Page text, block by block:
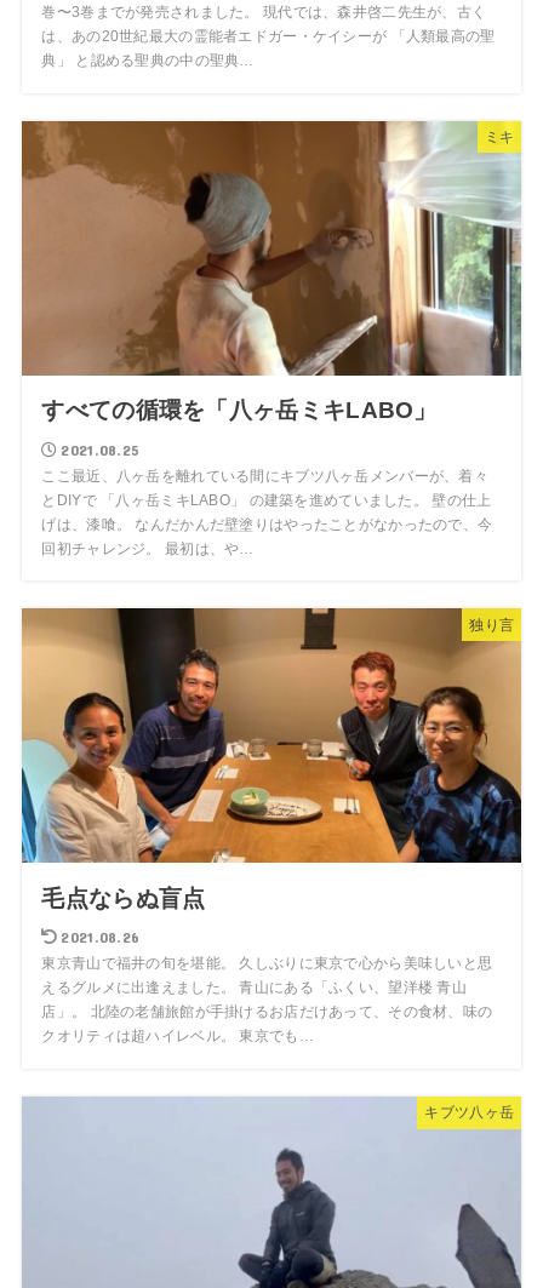
巻〜3巻までが発売されました。 現代では、森井啓二先生が、古く
は、あの20世紀最大の霊能者エドガー・ケイシーが 「人類最高の聖
典」 と認める聖典の中の聖典…
ミキ
すべての循環を「八ヶ岳ミキLABO」
2021.08.25
ここ最近、八ヶ岳を離れている間にキブツ八ヶ岳メンバーが、着々
とDIYで 「八ヶ岳ミキLABO」 の建築を進めていました。 壁の仕上
げは、漆喰。 なんだかんだ壁塗りはやったことがなかったので、今
回初チャレンジ。 最初は、や…
独り言
毛点ならぬ盲点
2021.08.26
東京青山で福井の旬を堪能。 久しぶりに東京で心から美味しいと思
えるグルメに出逢えました。 青山にある「ふくい、望洋楼 青山
店」。 北陸の老舗旅館が手掛けるお店だけあって、その食材、味の
クオリティは超ハイレベル。 東京でも…
キブツ八ヶ岳